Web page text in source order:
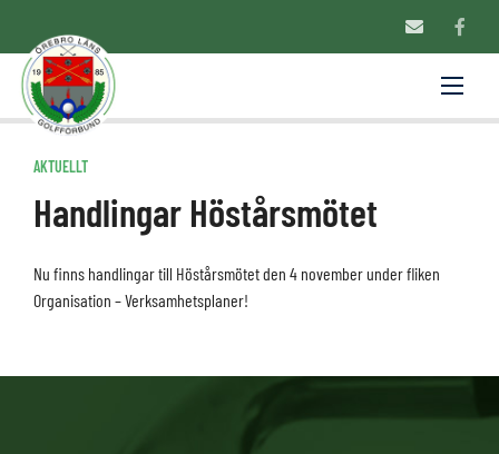
AKTUELLT
Handlingar Höstårsmötet
Nu finns handlingar till Höstårsmötet den 4 november under fliken
Organisation – Verksamhetsplaner!